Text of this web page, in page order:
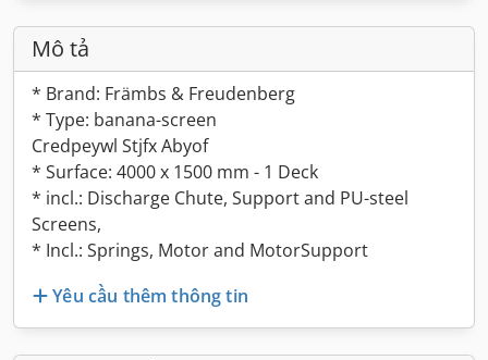
Mô tả
* Brand: Främbs & Freudenberg
* Type: banana-screen
Credpeywl Stjfx Abyof
* Surface: 4000 x 1500 mm - 1 Deck
* incl.: Discharge Chute, Support and PU-steel
Screens,
* Incl.: Springs, Motor and MotorSupport
Yêu cầu thêm thông tin